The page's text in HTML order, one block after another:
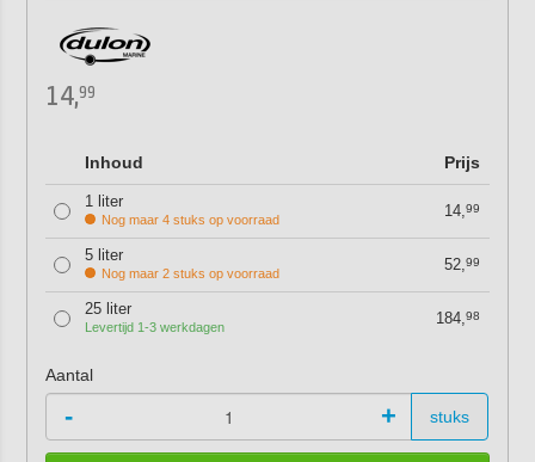
14,99
Inhoud Prijs
1 liter
Nog maar 4 stuks op voorraad 14,99
5 liter
Nog maar 2 stuks op voorraad 52,99
25 liter
Levertijd 1-3 werkdagen 184,98
Aantal
- + stuks